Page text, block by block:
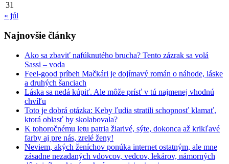
31
« júl
Najnovšie články
Ako sa zbaviť nafúknutého brucha? Tento zázrak sa volá
Sassi – voda
Feel-good príbeh Mačkári je dojímavý román o náhode, láske
a druhých šanciach
Láska sa nedá kúpiť. Ale môže prísť v tú najmenej vhodnú
chvíľu
Toto je dobrá otázka: Keby ľudia stratili schopnosť klamať,
ktorá oblasť by skolabovala?
K tohoročnému letu patria žiarivé, sýte, dokonca až krikľavé
farby aj pre nás, zrelé ženy!
Neviem, akých ženíchov ponúka internet ostatným, ale mne
zásadne nezadaných vdovcov, vedcov, lekárov, námorných